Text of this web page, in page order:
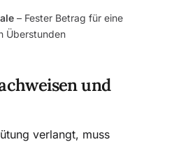
– Fester Betrag für eine
Überstunden
und
verlangt, muss